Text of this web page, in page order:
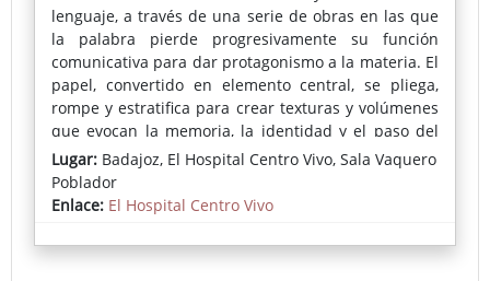
lenguaje, a través de una serie de obras en las que
la palabra pierde progresivamente su función
comunicativa para dar protagonismo a la materia. El
papel, convertido en elemento central, se pliega,
rompe y estratifica para crear texturas y volúmenes
que evocan la memoria, la identidad y el paso del
tiempo.
Las piezas, elaboradas a partir de materiales
recuperados del entorno urbano, reflejan además el
compromiso de la artista con el reciclaje y la
Lugar: Badajoz, El Hospital Centro Vivo, Sala Vaquero
Poblador
Enlace: El Hospital Centro Vivo